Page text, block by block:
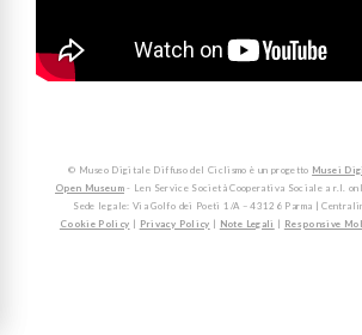
© Museo Digitale Diffuso del Ciclismo è un progetto Musei
Open Museum- Len Service Società Cooperativa Sociale a r.l.
Sede legale: Via Golfo dei Poeti 1/A – 43126 Parma |
Cookie Policy | Privacy Policy | Note Legali | Responsive